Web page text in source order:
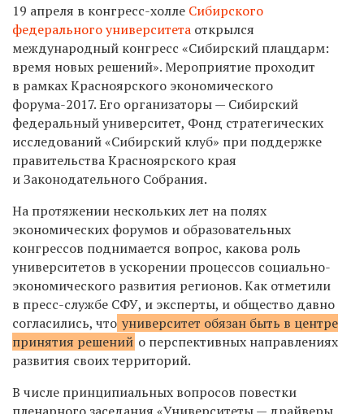
19 апреля в конгресс-холле Сибирского
федерального университета открылся
международный конгресс «Сибирский плацдарм:
время новых решений». Мероприятие проходит
в рамках Красноярского экономического
форума-2017. Его организаторы — Сибирский
федеральный университет, Фонд стратегических
исследований «Сибирский клуб» при поддержке
правительства Красноярского края
и Законодательного Собрания.
На протяжении нескольких лет на полях
экономических форумов и образовательных
конгрессов поднимается вопрос, какова роль
университетов в ускорении процессов социально-
экономического развития регионов. Как отметили
в пресс-службе СФУ, и эксперты, и общество давно
согласились, что университет обязан быть в центре
принятия решений о перспективных направлениях
развития своих территорий.
В числе принципиальных вопросов повестки
пленарного заседания «Университеты — драйверы